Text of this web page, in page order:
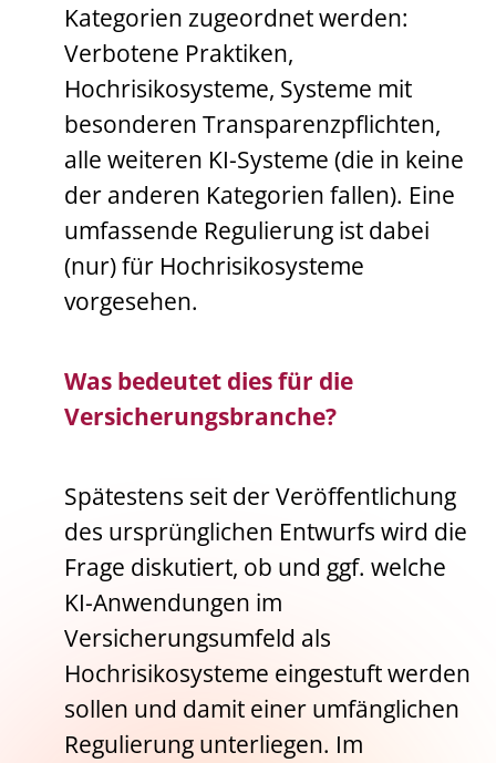
Kategorien zugeordnet werden:
Verbotene Praktiken,
Hochrisikosysteme, Systeme mit
besonderen Transparenzpflichten,
alle weiteren KI-Systeme (die in keine
der anderen Kategorien fallen). Eine
umfassende Regulierung ist dabei
(nur) für Hochrisikosysteme
vorgesehen.
Was bedeutet dies für die
Versicherungsbranche?
Spätestens seit der Veröffentlichung
des ursprünglichen Entwurfs wird die
Frage diskutiert, ob und ggf. welche
KI-Anwendungen im
Versicherungsumfeld als
Hochrisikosysteme eingestuft werden
sollen und damit einer umfänglichen
Regulierung unterliegen. Im